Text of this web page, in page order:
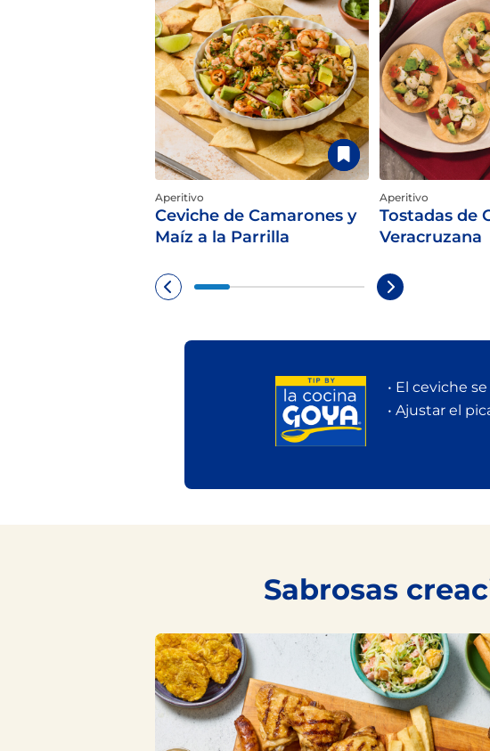
Aperitivo
Ceviche de Camarones y
Maíz a la Parrilla
Aperitivo
Tostadas de
Veracruzana
• El ceviche
• Ajustar el
Sabrosas